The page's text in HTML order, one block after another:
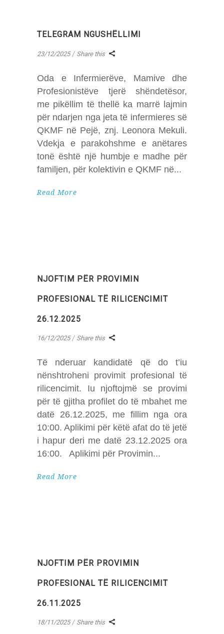
TELEGRAM NGUSHËLLIMI
23/12/2025 Share this
Oda e Infermierëve, Mamive dhe
Profesionistëve tjerë shëndetësor,
me pikëllim të thellë ka marrë lajmin
për ndarjen nga jeta të infermieres së
QKMF në Pejë, znj. Leonora Mekuli.
Vdekja e parakohshme e anëtares
tonë është një humbje e madhe për
familjen, për kolektivin e QKMF në
Read More
NJOFTIM PËR PROVIMIN
PROFESIONAL TË RILICENCIMIT
26.12.2025
16/12/2025 Share this
Të nderuar kandidatë që do t’iu
nënshtroheni provimit profesional të
rilicencimit. Iu njoftojmë se provimi
për të gjitha profilet do të mbahet me
datë 26.12.2025, me fillim nga ora
10:00. Aplikimi për këtë afat do të jetë
i hapur deri me datë 23.12.2025 ora
16:00. Aplikimi për Provimin
Read More
NJOFTIM PËR PROVIMIN
PROFESIONAL TË RILICENCIMIT
26.11.2025
18/11/2025 Share this